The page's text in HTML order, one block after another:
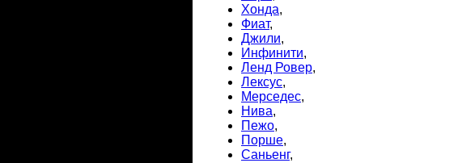
Хонда,
Фиат,
Джили,
Инфинити,
Ленд Ровер,
Лексус,
Мерседес,
Нива,
Пежо,
Порше,
Саньенг,